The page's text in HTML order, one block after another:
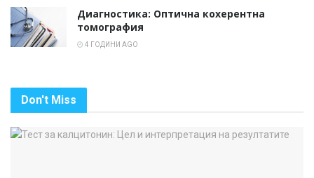
Диагностика: Оптична кохерентна
томография
4 ГОДИНИ AGO
Don't Miss